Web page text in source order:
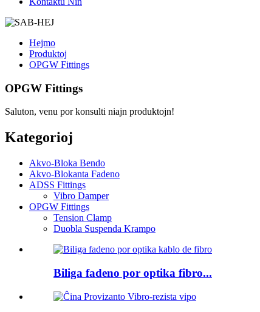
Hejmo
Produktoj
OPGW Fittings
OPGW Fittings
Saluton, venu por konsulti niajn produktojn!
Kategorioj
Akvo-Bloka Bendo
Akvo-Blokanta Fadeno
ADSS Fittings
Vibro Damper
OPGW Fittings
Tension Clamp
Duobla Suspenda Krampo
Biliga fadeno por optika fibro...